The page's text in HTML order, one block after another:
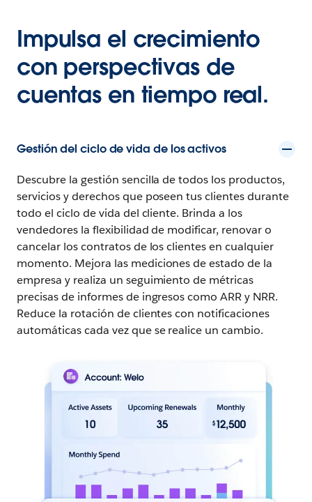
Impulsa el crecimiento
con perspectivas de
cuentas en tiempo real.
Gestión del ciclo de vida de los activos
Descubre la gestión sencilla de todos los productos,
servicios y derechos que poseen tus clientes durante
todo el ciclo de vida del cliente. Brinda a los
vendedores la flexibilidad de modificar, renovar o
cancelar los contratos de los clientes en cualquier
momento. Mejora las mediciones de estado de la
empresa y realiza un seguimiento de métricas
precisas de informes de ingresos como ARR y NRR.
Reduce la rotación de clientes con notificaciones
automáticas cada vez que se realice un cambio.